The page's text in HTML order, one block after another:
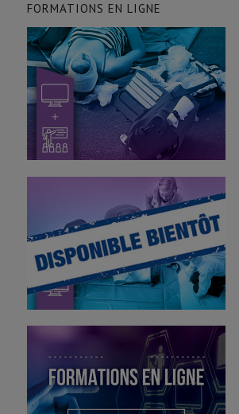
FORMATIONS EN LIGNE